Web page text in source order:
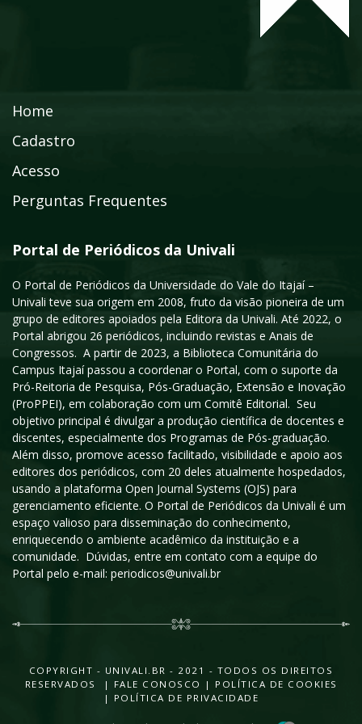
Home
Cadastro
Acesso
Perguntas Frequentes
Portal de Periódicos da Univali
O Portal de Periódicos da Universidade do Vale do Itajaí –
Univali teve sua origem em 2008, fruto da visão pioneira de um
grupo de editores apoiados pela Editora da Univali. Até 2022, o
Portal abrigou 26 periódicos, incluindo revistas e Anais de
Congressos. A partir de 2023, a Biblioteca Comunitária do
Campus Itajaí passou a coordenar o Portal, com o suporte da
Pró-Reitoria de Pesquisa, Pós-Graduação, Extensão e Inovação
(ProPPEI), em colaboração com um Comitê Editorial. Seu
objetivo principal é divulgar a produção científica de docentes e
discentes, especialmente dos Programas de Pós-graduação.
Além disso, promove acesso facilitado, visibilidade e apoio aos
editores dos periódicos, com 20 deles atualmente hospedados,
usando a plataforma Open Journal Systems (OJS) para
gerenciamento eficiente. O Portal de Periódicos da Univali é um
espaço valioso para disseminação do conhecimento,
enriquecendo o ambiente acadêmico da instituição e a
comunidade. Dúvidas, entre em contato com a equipe do
Portal pelo e-mail: periodicos@univali.br
COPYRIGHT - UNIVALI.BR - 2021 - TODOS OS DIREITOS
RESERVADOS |
FALE CONOSCO | POLÍTICA DE COOKIES
| POLÍTICA DE PRIVACIDADE